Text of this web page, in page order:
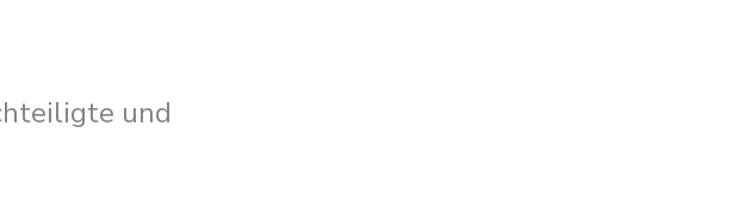
und